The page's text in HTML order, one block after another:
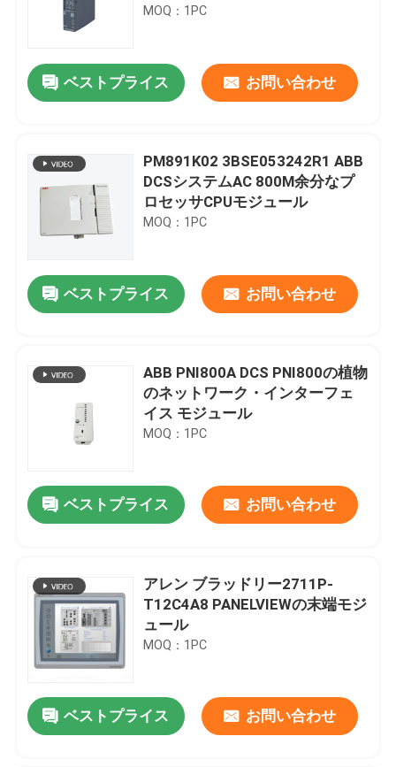
MOQ：1PC
ベストプライス お問い合わせ
PM891K02 3BSE053242R1 ABB
DCSシステムAC 800M余分なプ
ロセッサCPUモジュール
MOQ：1PC
ベストプライス お問い合わせ
ABB PNI800A DCS PNI800の植物
のネットワーク・インターフェ
イス モジュール
MOQ：1PC
ベストプライス お問い合わせ
アレン ブラッドリー2711P-
T12C4A8 PANELVIEWの末端モジ
ュール
MOQ：1PC
ベストプライス お問い合わせ